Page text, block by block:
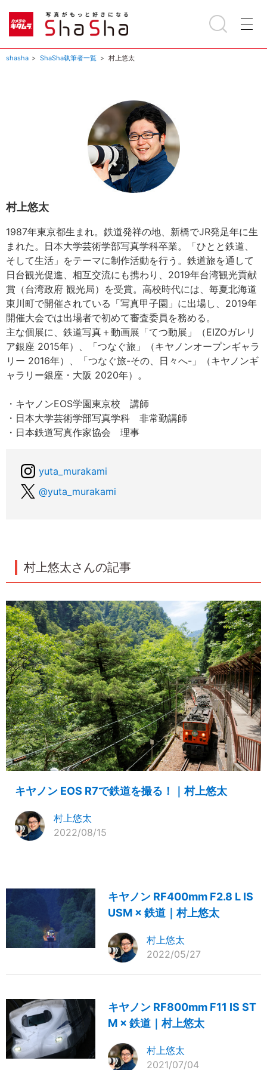
shasha ShaSha執筆者一覧 村上悠太
村上悠太
1987年東京都生まれ。鉄道発祥の地、新橋でJR発足年に生
まれた。日本大学芸術学部写真学科卒業。「ひとと鉄道、
そして生活」をテーマに制作活動を行う。鉄道旅を通して
日台観光促進、相互交流にも携わり、2019年台湾観光貢献
賞（台湾政府 観光局）を受賞。高校時代には、毎夏北海道
東川町で開催されている「写真甲子園」に出場し、2019年
開催大会では出場者で初めて審査委員を務める。
主な個展に、鉄道写真＋動画展「てつ動展」（EIZOガレリ
ア銀座 2015年）、「つなぐ旅」（キヤノンオープンギャラ
リー 2016年）、「つなぐ旅-その、日々へ-」（キヤノンギ
ャラリー銀座・大阪 2020年）。
・キヤノンEOS学園東京校 講師
・日本大学芸術学部写真学科 非常勤講師
・日本鉄道写真作家協会 理事
yuta_murakami
@yuta_murakami
村上悠太さんの記事
キヤノン EOS R7で鉄道を撮る！｜村上悠太
村上悠太
2022/08/15
キヤノン RF400mm F2.8 L IS
USM × 鉄道｜村上悠太
村上悠太
2022/05/27
キヤノン RF800mm F11 IS ST
M × 鉄道｜村上悠太
村上悠太
2021/07/04